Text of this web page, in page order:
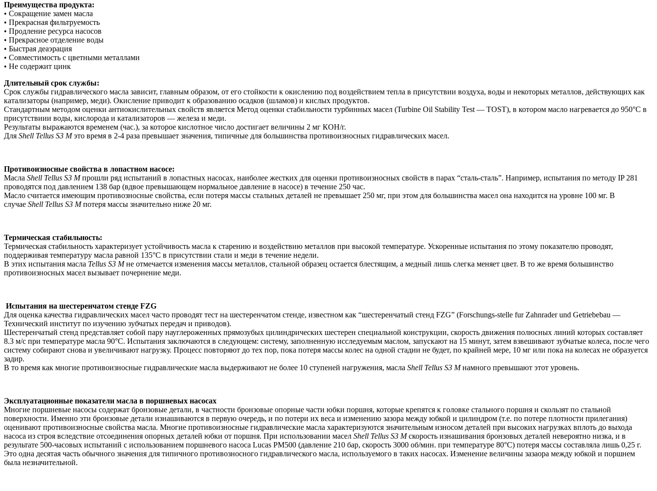
Преимущества продукта:
• Сокращение замен масла
• Прекрасная фильтруемость
• Продление ресурса насосов
• Прекрасное отделение воды
• Быстрая деаэрация
• Совместимость с цветными металлами
• Не содержит цинк
Длительный срок службы:
Срок службы гидравлического масла зависит, главным образом, от его стойкости к окислению под воздействием тепла в присутствии воздуха, воды и некоторых металлов, действующих как
катализаторы (например, меди). Окисление приводит к образованию осадков (шламов) и кислых продуктов.
Стандартным методом оценки антиокислительных свойств является Метод оценки стабильности турбинных масел (Turbine Oil Stability Test — TOST), в котором масло нагревается до 950°С в
присутствиии воды, кислорода и катализаторов — железа и меди.
Результаты выражаются временем (час.), за которое кислотное число достигает величины 2 мг КОН/г.
Для Shell Tellus S3 Mэто время в 2-4 раза превышает значения, типичные для большинства противоизносных гидравлических масел.
Противоизносные свойства в лопастном насосе:
Масла Shell Tellus S3 Mпрошли ряд испытаний в лопастных насосах, наиболее жестких для оценки противоизносных свойств в парах “сталь-сталь”. Например, испытания по методу IP 281
проводятся под давлением 138 бар (вдвое превышающем нормальное давление в насосе) в течение 250 час.
Масло считается имеющим противозносные свойства, если потеря массы стальных деталей не превышает 250 мг, при этом для большинства масел она находится на уровне 100 мг. В
случае Shell Tellus S3 Mпотеря массы значительно ниже 20 мг.
Термическая стабильность:
Термическая стабильность характеризует устойчивость масла к старению и воздействию металлов при высокой температуре. Ускоренные испытания по этому показателю проводят,
поддерживая температуру масла равной 135°С в присутствии стали и меди в течение недели.
В этих испытания масла Tellus S3 Mне отмечается изменения массы металлов, стальной образец остается блестящим, а медный лишь слегка меняет цвет. В то же время большинство
противоизносных масел вызывает почернение меди.
Испытания на шестеренчатом стенде FZG
Для оценка качества гидравлических масел часто проводят тест на шестеренчатом стенде, известном как “шестеренчатый стенд FZG” (Forschungs-stelle fur Zahnrader und Getriebebau —
Технический институт по изучению зубчатых передач и приводов).
Шестеренчатый стенд представляет собой пару науглероженных прямозубых цилиндрических шестерен специальной конструкции, скорость движения полюсных линий которых составляет
8.3 м/с при температуре масла 90°С. Испытания заключаются в следующем: систему, заполненную исследуемым маслом, запускают на 15 минут, затем взвешивают зубчатые колеса, после чего
систему собирают снова и увеличивают нагрузку. Процесс повторяют до тех пор, пока потеря массы колес на одной стадии не будет, по крайней мере, 10 мг или пока на колесах не образуется
задир.
В то время как многие противоизносные гидравлические масла выдерживают не более 10 ступеней нагружения, масла Shell Tellus S3 Mнамного превышают этот уровень.
Эксплуатационные показатели масла в поршневых насосах
Многие поршневые насосы содержат бронзовые детали, в частности бронзовые опорные части юбки поршня, которые крепятся к головке стального поршня и скользят по стальной
поверхности. Именно эти бронзовые детали изнашиваются в первую очередь, и по потери их веса и изменению зазора между юбкой и цилиндром (т.е. по потере плотности прилегания)
оценивают противоизносные свойства масла. Многие противоизносные гидравлические масла характеризуются значительным износом деталей при высоких нагрузках вплоть до выхода
насоса из строя вследствие отсоединения опорных деталей юбки от поршня. При использовании масел Shell Tellus S3 Mскорость изнашивания бронзовых деталей невероятно низка, и в
результате 500-часовых испытаний с использованием поршневого насоса Lucas PM500 (давление 210 бар, скорость 3000 об/мин. при температуре 80°С) потеря массы составляла лишь 0,25 г.
Это одна десятая часть обычного значения для типичного противозносного гидравлического масла, используемого в таких насосах. Изменение величины зазаора между юбкой и поршнем
была незначительной.